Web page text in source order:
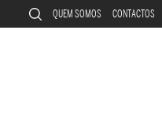
QUEM SOMOS CONTACTOS